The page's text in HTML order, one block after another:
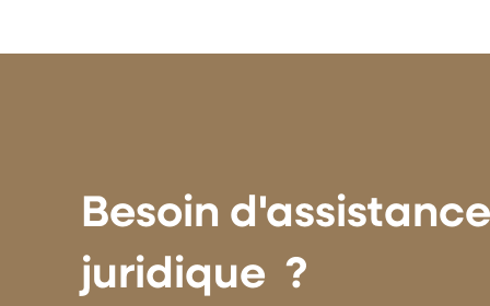
Besoin d'assistance
juridique ?